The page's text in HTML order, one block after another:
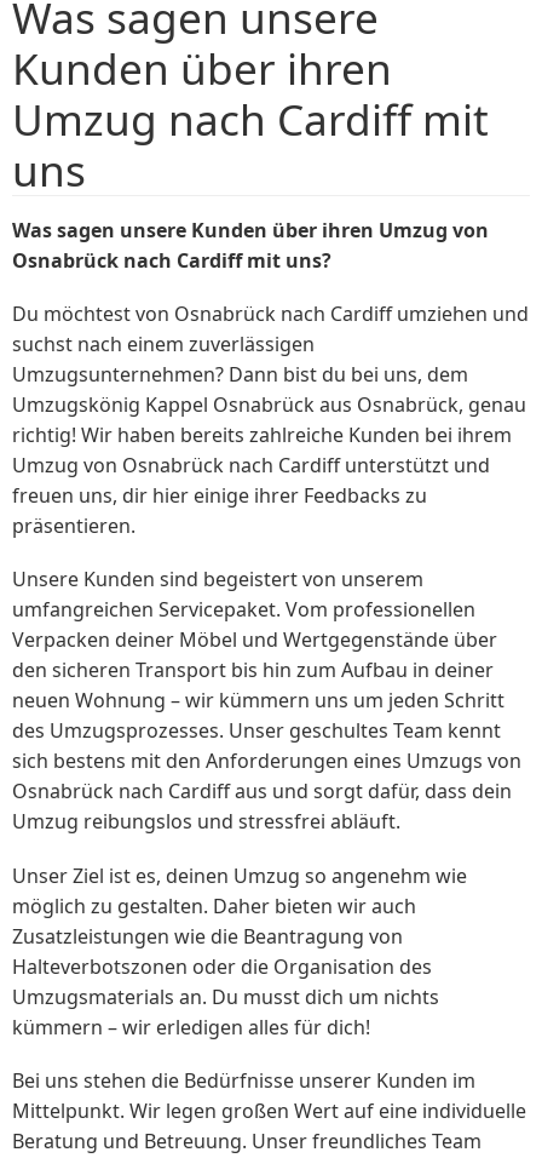
Was sagen unsere
Kunden über ihren
Umzug nach Cardiff mit
uns
Was sagen unsere Kunden über ihren Umzug von
Osnabrück nach Cardiff mit uns?
Du möchtest von Osnabrück nach Cardiff umziehen und
suchst nach einem zuverlässigen
Umzugsunternehmen? Dann bist du bei uns, dem
Umzugskönig Kappel Osnabrück aus Osnabrück, genau
richtig! Wir haben bereits zahlreiche Kunden bei ihrem
Umzug von Osnabrück nach Cardiff unterstützt und
freuen uns, dir hier einige ihrer Feedbacks zu
präsentieren.
Unsere Kunden sind begeistert von unserem
umfangreichen Servicepaket. Vom professionellen
Verpacken deiner Möbel und Wertgegenstände über
den sicheren Transport bis hin zum Aufbau in deiner
neuen Wohnung – wir kümmern uns um jeden Schritt
des Umzugsprozesses. Unser geschultes Team kennt
sich bestens mit den Anforderungen eines Umzugs von
Osnabrück nach Cardiff aus und sorgt dafür, dass dein
Umzug reibungslos und stressfrei abläuft.
Unser Ziel ist es, deinen Umzug so angenehm wie
möglich zu gestalten. Daher bieten wir auch
Zusatzleistungen wie die Beantragung von
Halteverbotszonen oder die Organisation des
Umzugsmaterials an. Du musst dich um nichts
kümmern – wir erledigen alles für dich!
Bei uns stehen die Bedürfnisse unserer Kunden im
Mittelpunkt. Wir legen großen Wert auf eine individuelle
Beratung und Betreuung. Unser freundliches Team